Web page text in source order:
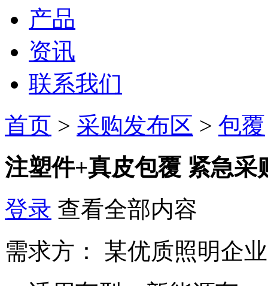
产品
资讯
联系我们
首页 > 采购发布区 > 包覆
注塑件+真皮包覆 紧急采
登录 查看全部内容
需求方：
某优质照明企业